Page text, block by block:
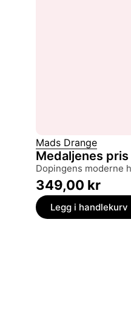
Mads Drange
Medaljenes pris
dopingens moderne
349,00 kr
Legg i handlekurv